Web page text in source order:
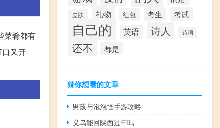
菜肴都有
口又开
皮肤 礼物 红包 考生 考试
自己的 英语 诗人 诗词
还不 都是
猜你想看的文章
男孩与泡泡怪手游攻略
义乌能回陕西过年吗